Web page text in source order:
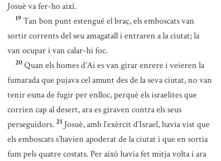
Josuè va fer-ho així.
19 Tan bon punt estengué el braç, els emboscats van
sortir corrents del seu amagatall i entraren a la ciutat; la
van ocupar i van calar-hi foc.
20 Quan els homes d’Ai es van girar enrere i veieren la
fumarada que pujava cel amunt des de la seva ciutat, no van
tenir esma de fugir per enlloc, perquè els israelites que
corrien cap al desert, ara es giraven contra els seus
perseguidors. 21 Josuè, amb l’exèrcit d’Israel, havia vist que
els emboscats s’havien apoderat de la ciutat i que en sortia
fum pels quatre costats. Per això havia fet mitja volta i ara